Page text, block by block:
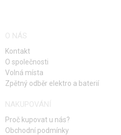
Specna Arms....apod.
Vhodným střelivem, vzhledem k
hmotnosti 0,25g. Maximálně 0,28g.
O NÁS
Kontakt
O společnosti
Volná místa
Zpětný odběr elektro a baterií
NAKUPOVÁNÍ
Proč kupovat u nás?
Obchodní podmínky